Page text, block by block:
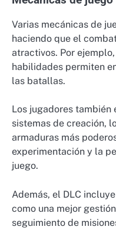
Varias mecánicas de
haciendo que el
atractivos. Por
habilidades permiten
las batallas.
Los jugadores también
sistemas de creación,
armaduras más
experimentación y la
juego.
Además, el DLC
como una mejor
seguimiento de